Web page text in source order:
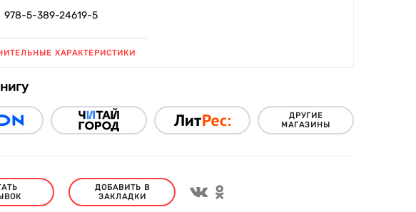
978-5-389-24619-5
ХАРАКТЕРИСТИКИ
ДРУГИЕ
МАГАЗИНЫ
ДОБАВИТЬ В
ЗАКЛАДКИ